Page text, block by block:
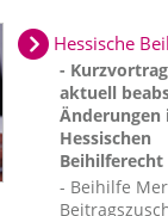
Hessische
-
aktuell
Änderungen
Hessischen
Beihilferecht
- Beihilfe